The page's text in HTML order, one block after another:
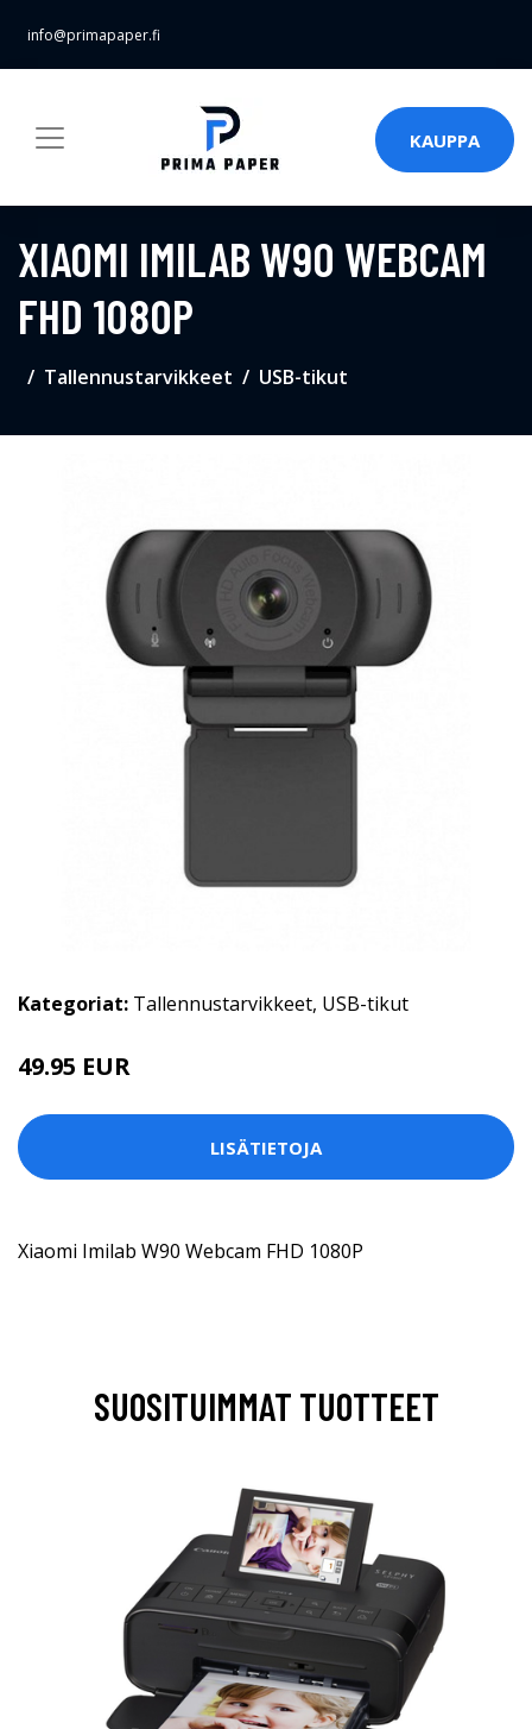
info@primapaper.fi
KAUPPA
XIAOMI IMILAB W90 WEBCAM
FHD 1080P
Tallennustarvikkeet USB-tikut
Kategoriat: Tallennustarvikkeet, USB-tikut
49.95 EUR
LISÄTIETOJA
Xiaomi Imilab W90 Webcam FHD 1080P
SUOSITUIMMAT TUOTTEET